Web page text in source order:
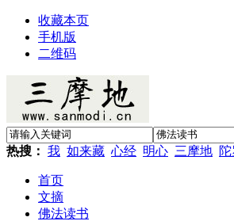
收藏本页
手机版
二维码
热搜： 我 如来藏 心经 明心 三摩地
首页
文摘
佛法读书